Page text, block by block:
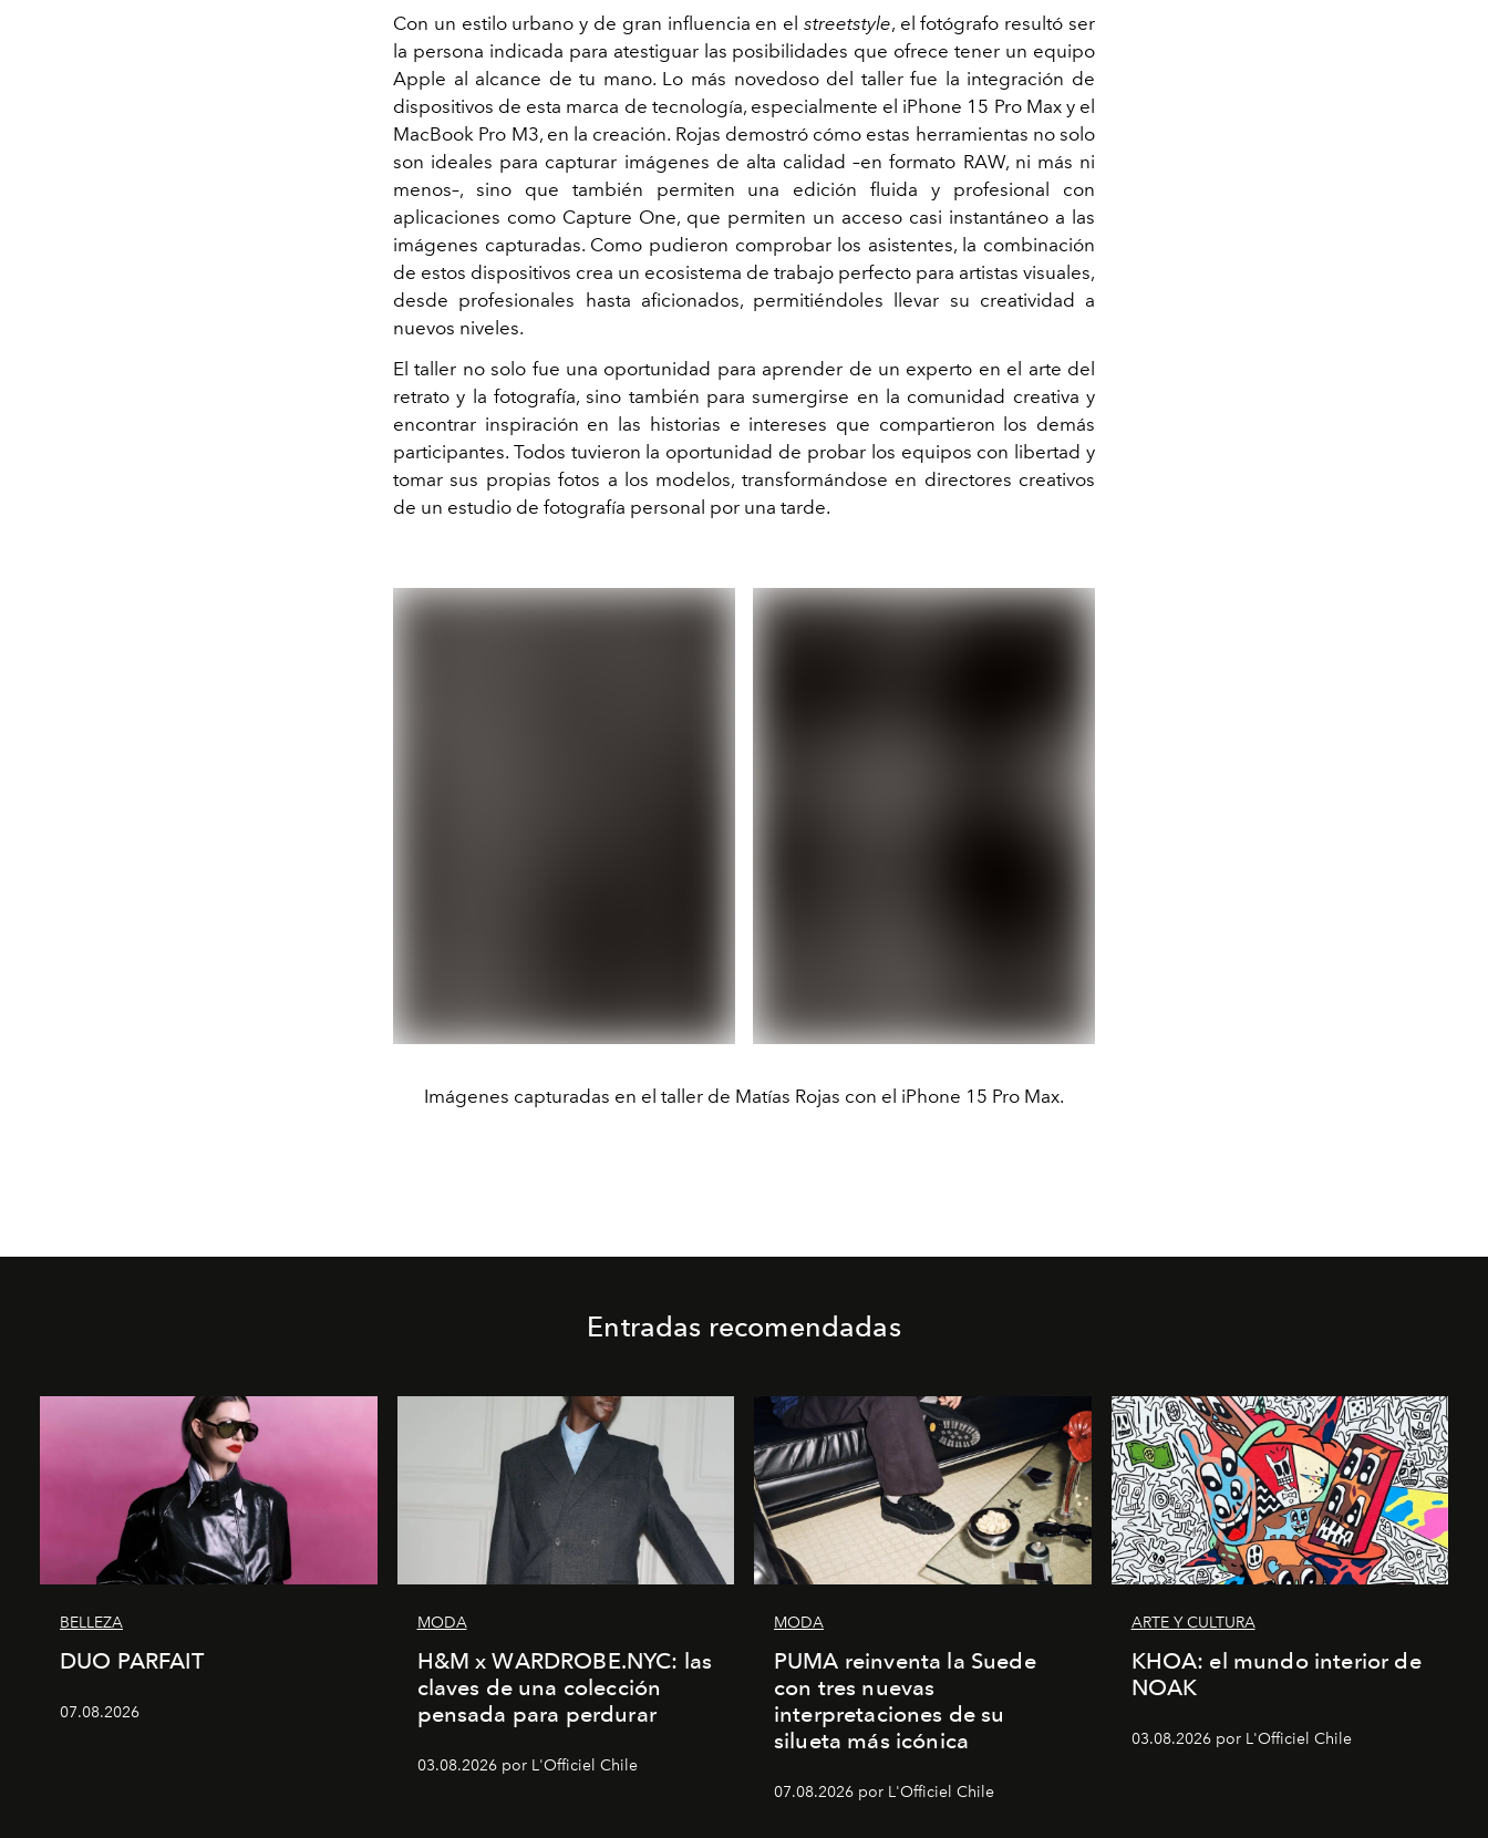
Con un estilo urbano y de gran influencia en el streetstyle, el fotógrafo resultó ser
la persona indicada para atestiguar las posibilidades que ofrece tener un equipo
Apple al alcance de tu mano. Lo más novedoso del taller fue la integración de
dispositivos de esta marca de tecnología, especialmente el iPhone 15 Pro Max y el
MacBook Pro M3, en la creación. Rojas demostró cómo estas herramientas no solo
son ideales para capturar imágenes de alta calidad –en formato RAW, ni más ni
menos–, sino que también permiten una edición fluida y profesional con
aplicaciones como Capture One, que permiten un acceso casi instantáneo a las
imágenes capturadas. Como pudieron comprobar los asistentes, la combinación
de estos dispositivos crea un ecosistema de trabajo perfecto para artistas visuales,
desde profesionales hasta aficionados, permitiéndoles llevar su creatividad a
nuevos niveles.
El taller no solo fue una oportunidad para aprender de un experto en el arte del
retrato y la fotografía, sino también para sumergirse en la comunidad creativa y
encontrar inspiración en las historias e intereses que compartieron los demás
participantes. Todos tuvieron la oportunidad de probar los equipos con libertad y
tomar sus propias fotos a los modelos, transformándose en directores creativos
de un estudio de fotografía personal por una tarde.
Imágenes capturadas en el taller de Matías Rojas con el iPhone 15 Pro Max.
Entradas recomendadas
BELLEZA
DUO PARFAIT
07.08.2026
MODA
H&M x WARDROBE.NYC: las
claves de una colección
pensada para perdurar
03.08.2026 por L'Officiel Chile
MODA
PUMA reinventa la Suede
con tres nuevas
interpretaciones de su
silueta más icónica
07.08.2026 por L'Officiel Chile
ARTE Y CULTURA
KHOA: el mundo interior de
NOAK
03.08.2026 por L'Officiel Chile